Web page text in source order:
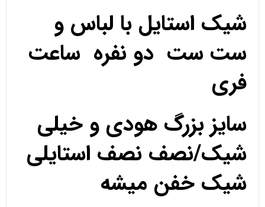
شیک استایل با لباس و
ست ست دو نفره ساعت
فری
سایز بزرگ هودی و خیلی
شیک/نصف نصف استایلی
شیک خفن میشه